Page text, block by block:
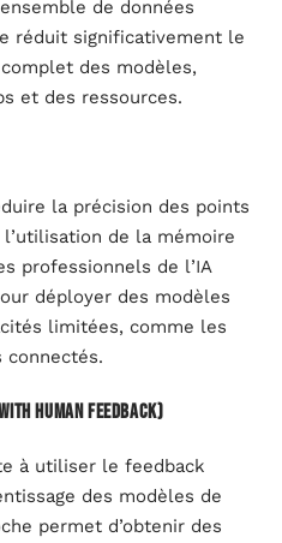
de données
réduit significativement le
des modèles,
et des ressources.
la précision des points
de la mémoire
professionnels de l’IA
déployer des modèles
limitées, comme les
connectés.
Human Feedback)
à utiliser le feedback
des modèles de
permet d’obtenir des